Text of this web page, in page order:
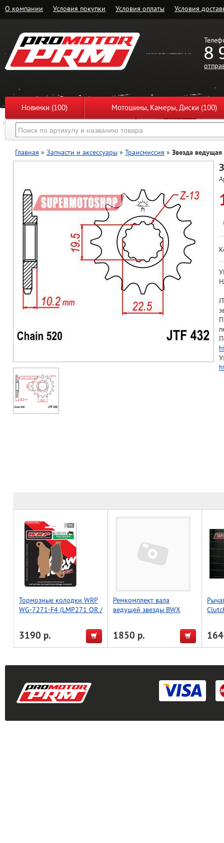
О компании Условия покупки Условия оплаты Условия
8
Новинки (100) Мотошины, Камеры, Диски (100)
Главная » Запчасти и аксессуары » Трансмиссия » Звезда
Тормозные колодки WRP
WG-7271-F4 (LMP271 OR /
3190 р.
Ремкомплект вала
ведущей звезды BWX
RMZ250 13-22 (25-4028)
1850 р.